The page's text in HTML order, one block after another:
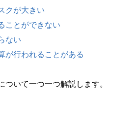
クが大きい
ことができない
ない
が行われることがある
ついて一つ一つ解説します。